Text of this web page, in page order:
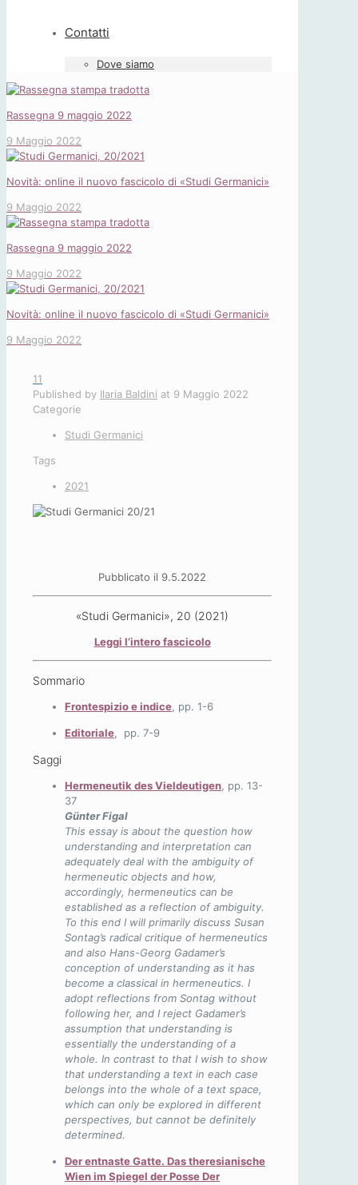
Contatti
Dove siamo
Rassegna 9 maggio 2022
9 Maggio 2022
Novità: online il nuovo fascicolo di «Studi Germanici»
9 Maggio 2022
Rassegna 9 maggio 2022
9 Maggio 2022
Novità: online il nuovo fascicolo di «Studi Germanici»
9 Maggio 2022
11
Published by Ilaria Baldini at 9 Maggio 2022
Categorie
Studi Germanici
Tags
2021
Pubblicato il 9.5.2022
«Studi Germanici», 20 (2021)
Leggi l’intero fascicolo
Sommario
Frontespizio e indice, pp. 1-6
Editoriale, pp. 7-9
Saggi
Hermeneutik des Vieldeutigen, pp. 13-
37
Günter Figal
This essay is about the question how
understanding and interpretation can
adequately deal with the ambiguity of
hermeneutic objects and how,
accordingly, hermeneutics can be
established as a reflection of ambiguity.
To this end I will primarily discuss Susan
Sontag’s radical critique of hermeneutics
and also Hans-Georg Gadamer’s
conception of understanding as it has
become a classical in hermeneutics. I
adopt reflections from Sontag without
following her, and I reject Gadamer’s
assumption that understanding is
essentially the understanding of a
whole. In contrast to that I wish to show
that understanding a text in each case
belongs into the whole of a text space,
which can only be explored in different
perspectives, but cannot be definitely
determined.
Der entnaste Gatte. Das theresianische
Wien im Spiegel der Posse Der